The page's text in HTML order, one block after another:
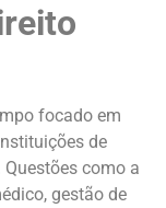
focado em
de
como a
gestão de